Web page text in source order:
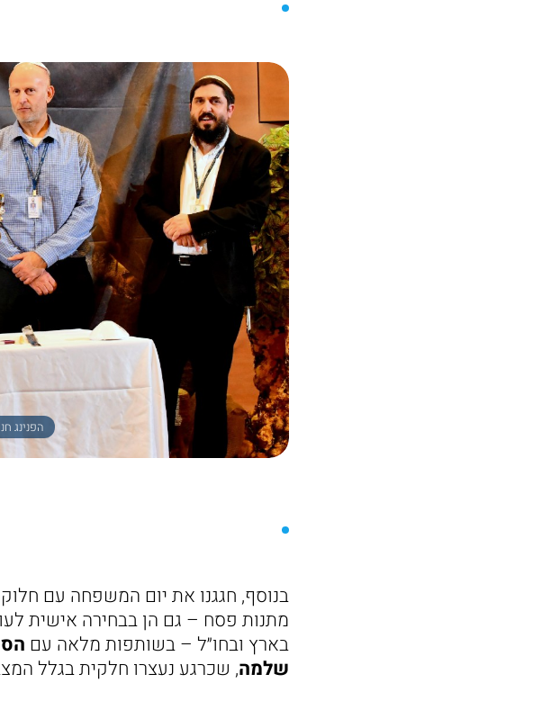
הפנינג
מתנות פסח – גם הן בבחירה אישית
בארץ ובחו״ל – בשותפות מלאה עם
שלמה, שכרגע נעצרו חלקית בגלל